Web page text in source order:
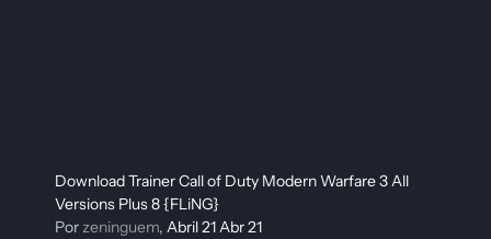
Download Trainer Call of Duty Modern Warfare 3 All
Versions Plus 8 {FLiNG}
Porzeninguem,Abril 21Abr 21